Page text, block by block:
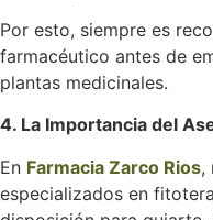
Por esto, siempre es
farmacéutico antes de
plantas medicinales.
4. La Importancia del
En Farmacia Zarco Rios,
especializados en